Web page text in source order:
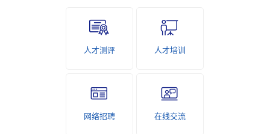
人才测评 人才培训
网络招聘 在线交流